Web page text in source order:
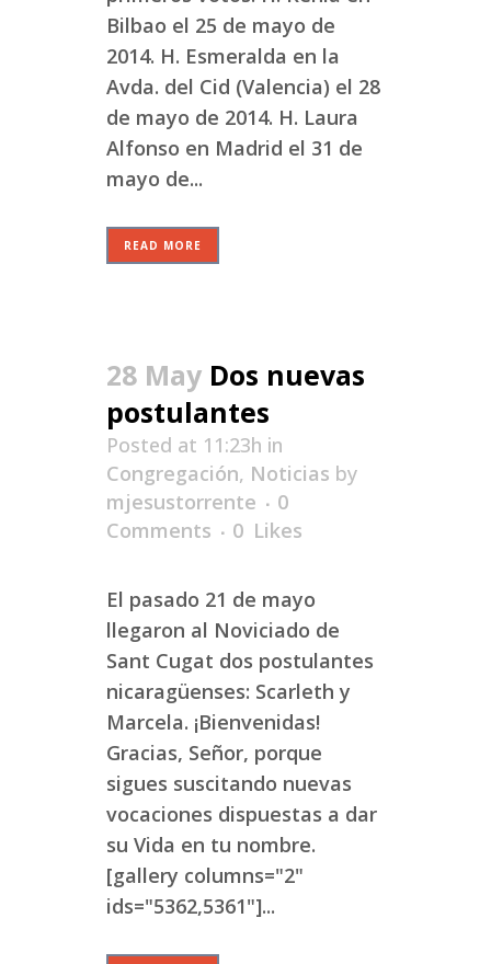
Bilbao el 25 de mayo de
2014. H. Esmeralda en la
Avda. del Cid (Valencia) el 28
de mayo de 2014. H. Laura
Alfonso en Madrid el 31 de
mayo de...
READ MORE
28 May Dos nuevas
postulantes
Posted at 11:23h in
Congregación, Noticias by
mjesustorrente
0
Comments
0 Likes
El pasado 21 de mayo
llegaron al Noviciado de
Sant Cugat dos postulantes
nicaragüenses: Scarleth y
Marcela. ¡Bienvenidas!
Gracias, Señor, porque
sigues suscitando nuevas
vocaciones dispuestas a dar
su Vida en tu nombre.
[gallery columns="2"
ids="5362,5361"]...